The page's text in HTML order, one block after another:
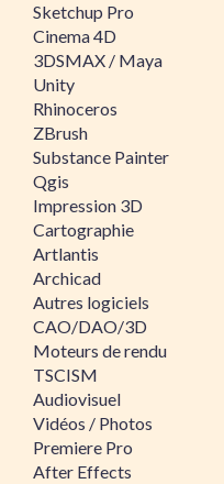
Sketchup Pro
Cinema 4D
3DSMAX / Maya
Unity
Rhinoceros
ZBrush
Substance Painter
Qgis
Impression 3D
Cartographie
Artlantis
Archicad
Autres logiciels
CAO/DAO/3D
Moteurs de rendu
TSCISM
Audiovisuel
Vidéos / Photos
Premiere Pro
After Effects